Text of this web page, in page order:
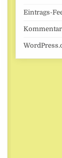
Eintrags-